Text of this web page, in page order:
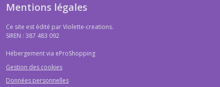
Mentions légales
Ce site est édité par Violette-creations.
SIREN : 387 483 092
Hébergement via eProShopping
Gestion des cookies
Données personnelles